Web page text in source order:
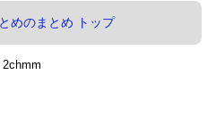
めのまとめ トップ